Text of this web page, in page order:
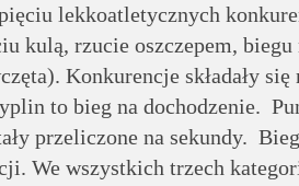
lekkoatletycznych
kulą, rzucie oszczepem, biegu
Konkurencje składały się
to bieg na dochodzenie.
przeliczone na sekundy.
We wszystkich trzech